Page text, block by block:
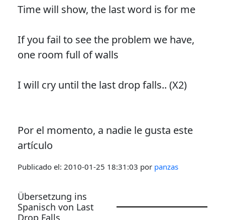
Time will show, the last word is for me
If you fail to see the problem we have,
one room full of walls
I will cry until the last drop falls.. (X2)
Por el momento, a nadie le gusta este
artículo
Publicado el: 2010-01-25 18:31:03 por panzas
Übersetzung ins
Spanisch von Last
Drop Falls